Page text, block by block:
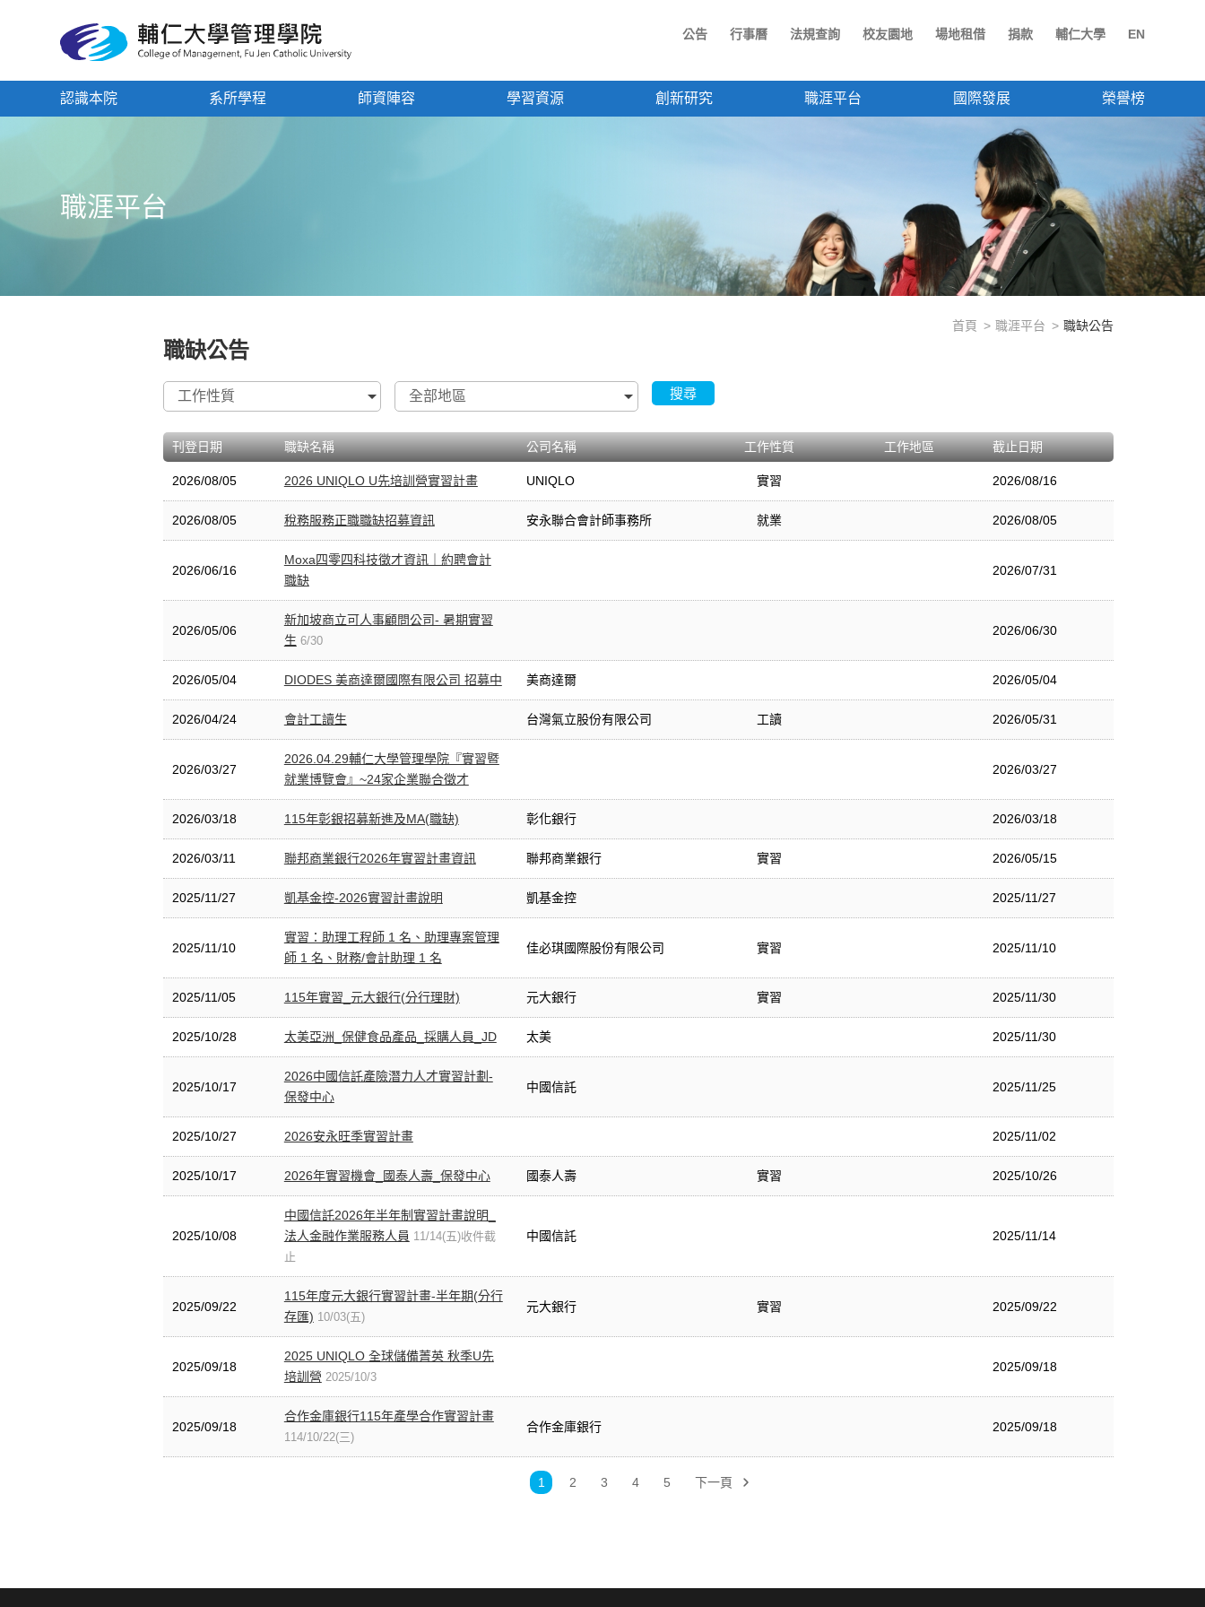
公告 行事曆 法規查詢 校友園地 場地租借 捐款 輔仁大學 EN
認識本院 系所學程 師資陣容 學習資源 創新研究 職涯平台 國際發展 榮譽榜
職涯平台
首頁 職涯平台 職缺公告
職缺公告
搜尋
刊登日期 職缺名稱 公司名稱 工作性質 工作地區 截止日期
2026/08/05 2026 UNIQLO U先培訓營實習計畫 UNIQLO 實習 2026/08/16
2026/08/05 稅務服務正職職缺招募資訊 安永聯合會計師事務所 就業 2026/08/05
2026/06/16
Moxa四零四科技徵才資訊｜約聘會計
職缺
2026/07/31
2026/05/06
新加坡商立可人事顧問公司- 暑期實習
生 6/30
2026/06/30
2026/05/04 DIODES 美商達爾國際有限公司 招募中 美商達爾 2026/05/04
2026/04/24 會計工讀生 台灣氣立股份有限公司 工讀 2026/05/31
2026/03/27
2026.04.29輔仁大學管理學院『實習暨
就業博覽會』~24家企業聯合徵才
2026/03/27
2026/03/18 115年彰銀招募新進及MA(職缺) 彰化銀行 2026/03/18
2026/03/11 聯邦商業銀行2026年實習計畫資訊 聯邦商業銀行 實習 2026/05/15
2025/11/27 凱基金控-2026實習計畫說明 凱基金控 2025/11/27
2025/11/10
實習：助理工程師 1 名、助理專案管理
師 1 名、財務/會計助理 1 名
佳必琪國際股份有限公司 實習 2025/11/10
2025/11/05 115年實習_元大銀行(分行理財) 元大銀行 實習 2025/11/30
2025/10/28 太美亞洲_保健食品產品_採購人員_JD 太美 2025/11/30
2025/10/17
2026中國信託產險潛力人才實習計劃-
保發中心
中國信託 2025/11/25
2025/10/27 2026安永旺季實習計畫 2025/11/02
2025/10/17 2026年實習機會_國泰人壽_保發中心 國泰人壽 實習 2025/10/26
2025/10/08
中國信託2026年半年制實習計畫說明_
法人金融作業服務人員 11/14(五)收件截
止
中國信託 2025/11/14
2025/09/22
115年度元大銀行實習計畫-半年期(分行
存匯) 10/03(五)
元大銀行 實習 2025/09/22
2025/09/18
2025 UNIQLO 全球儲備菁英 秋季U先
培訓營 2025/10/3
2025/09/18
2025/09/18
合作金庫銀行115年產學合作實習計畫
114/10/22(三)
合作金庫銀行 2025/09/18
1 2 3 4 5 下一頁